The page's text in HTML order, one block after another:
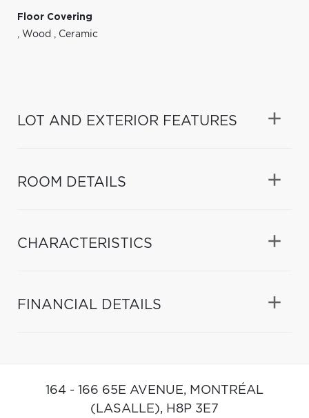
Floor Covering
, Wood , Ceramic
LOT AND EXTERIOR FEATURES
ROOM DETAILS
CHARACTERISTICS
FINANCIAL DETAILS
164 - 166 65E AVENUE, MONTRÉAL
(LASALLE), H8P 3E7